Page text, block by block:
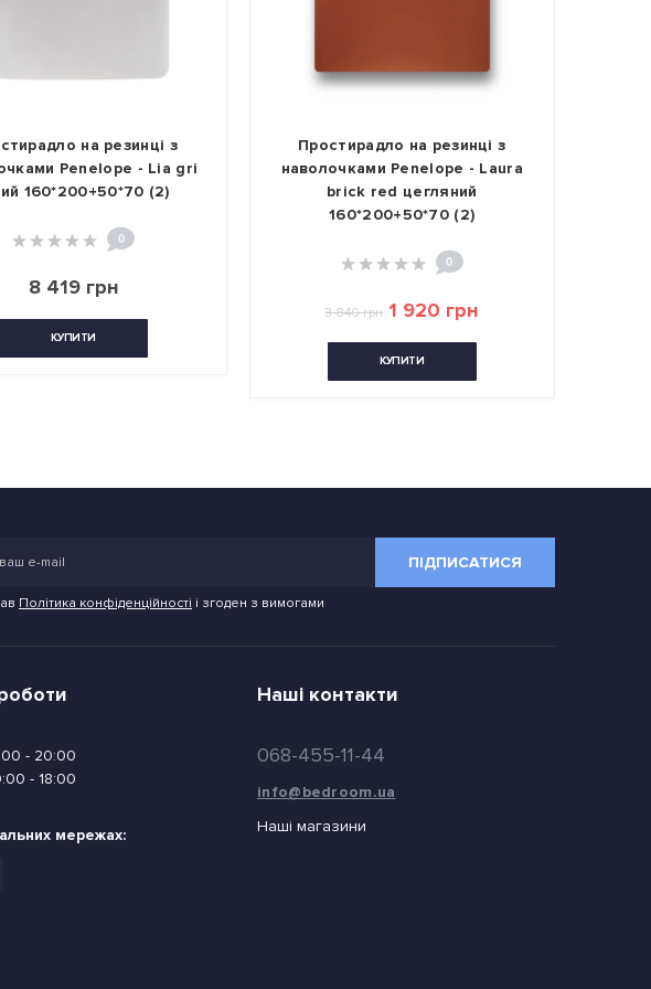
на резинці з
Penelope - Lia gri
160*200+50*70 (2)
0
8 419 грн
КУПИТИ
Простирадло на резинці з
наволочками Penelope - Laura
brick red цегляний
160*200+50*70 (2)
0
3 840 грн 1 920 грн
КУПИТИ
ПІДПИСАТИСЯ
Політика конфіденційності і згоден з вимогами
- 20:00
- 18:00
мережах:
Наші контакти
068-455-11-44
info@bedroom.ua
Наші магазини